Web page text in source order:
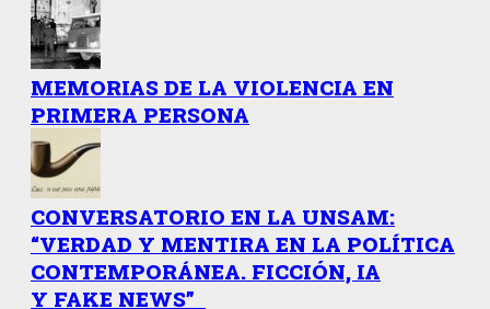
MEMORIAS DE LA VIOLENCIA EN
PRIMERA PERSONA
CONVERSATORIO EN LA UNSAM:
“VERDAD Y MENTIRA EN LA POLÍTICA
CONTEMPORÁNEA. FICCIÓN, IA
Y FAKE NEWS”